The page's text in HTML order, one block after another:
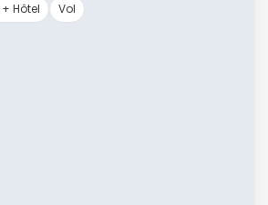
Hôtel Vol